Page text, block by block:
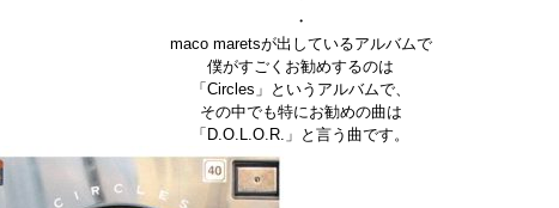
・
maco maretsが出しているアルバムで
僕がすごくお勧めするのは
「Circles」というアルバムで、
その中でも特にお勧めの曲は
「D.O.L.O.R.」と言う曲です。